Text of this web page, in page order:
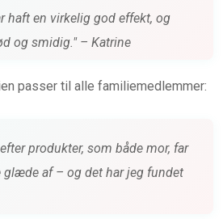
haft en virkelig god effekt, og
og smidig." – Katrine
passer til alle familiemedlemmer:
produkter, som både mor, far
glæde af – og det har jeg fundet